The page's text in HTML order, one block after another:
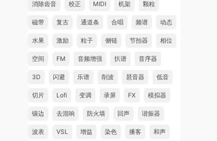
消除齿音 校正 MIDI 机架 颗粒
磁带 复古 通道条 合唱 频谱 动态
水果 激励 粒子 侧链 节拍器 相位
空间 FM 音频增强 扒谱 音序器
3D 闪避 乐谱 削波 琶音器 低音
切片 Lofi 变调 录屏 FX 模拟器
镶边 去混响 防火墙 回声 谐振器
波表 VSL 增益 染色 播客 和声